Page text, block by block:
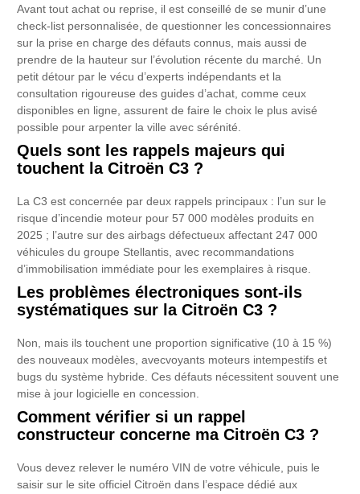
Avant tout achat ou reprise, il est conseillé de se munir d’une
check-list personnalisée, de questionner les concessionnaires
sur la prise en charge des défauts connus, mais aussi de
prendre de la hauteur sur l’évolution récente du marché. Un
petit détour par le vécu d’experts indépendants et la
consultation rigoureuse des guides d’achat, comme ceux
disponibles en ligne, assurent de faire le choix le plus avisé
possible pour arpenter la ville avec sérénité.
Quels sont les rappels majeurs qui
touchent la Citroën C3 ?
La C3 est concernée par deux rappels principaux : l’un sur le
risque d’incendie moteur pour 57 000 modèles produits en
2025 ; l’autre sur des airbags défectueux affectant 247 000
véhicules du groupe Stellantis, avec recommandations
d’immobilisation immédiate pour les exemplaires à risque.
Les problèmes électroniques sont-ils
systématiques sur la Citroën C3 ?
Non, mais ils touchent une proportion significative (10 à 15 %)
des nouveaux modèles, avecvoyants moteurs intempestifs et
bugs du système hybride. Ces défauts nécessitent souvent une
mise à jour logicielle en concession.
Comment vérifier si un rappel
constructeur concerne ma Citroën C3 ?
Vous devez relever le numéro VIN de votre véhicule, puis le
saisir sur le site officiel Citroën dans l’espace dédié aux